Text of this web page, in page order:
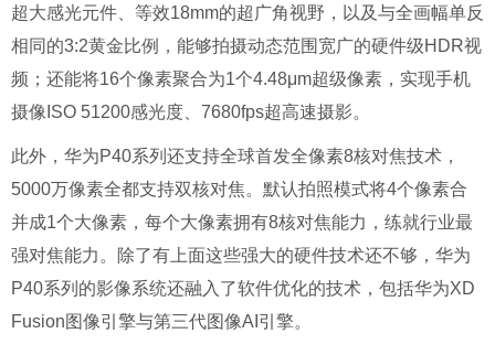
超大感光元件、等效18mm的超广角视野，以及与全画幅单反
相同的3:2黄金比例，能够拍摄动态范围宽广的硬件级HDR视
频；还能将16个像素聚合为1个4.48μm超级像素，实现手机
摄像ISO 51200感光度、7680fps超高速摄影。
此外，华为P40系列还支持全球首发全像素8核对焦技术，
5000万像素全都支持双核对焦。默认拍照模式将4个像素合
并成1个大像素，每个大像素拥有8核对焦能力，练就行业最
强对焦能力。除了有上面这些强大的硬件技术还不够，华为
P40系列的影像系统还融入了软件优化的技术，包括华为XD
Fusion图像引擎与第三代图像AI引擎。